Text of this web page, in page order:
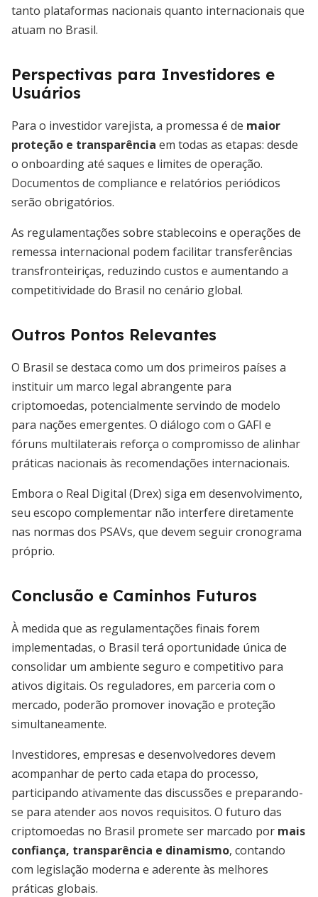
tanto plataformas nacionais quanto internacionais que
atuam no Brasil.
Perspectivas para Investidores e
Usuários
Para o investidor varejista, a promessa é de maior
proteção e transparência em todas as etapas: desde
o onboarding até saques e limites de operação.
Documentos de compliance e relatórios periódicos
serão obrigatórios.
As regulamentações sobre stablecoins e operações de
remessa internacional podem facilitar transferências
transfronteiriças, reduzindo custos e aumentando a
competitividade do Brasil no cenário global.
Outros Pontos Relevantes
O Brasil se destaca como um dos primeiros países a
instituir um marco legal abrangente para
criptomoedas, potencialmente servindo de modelo
para nações emergentes. O diálogo com o GAFI e
fóruns multilaterais reforça o compromisso de alinhar
práticas nacionais às recomendações internacionais.
Embora o Real Digital (Drex) siga em desenvolvimento,
seu escopo complementar não interfere diretamente
nas normas dos PSAVs, que devem seguir cronograma
próprio.
Conclusão e Caminhos Futuros
À medida que as regulamentações finais forem
implementadas, o Brasil terá oportunidade única de
consolidar um ambiente seguro e competitivo para
ativos digitais. Os reguladores, em parceria com o
mercado, poderão promover inovação e proteção
simultaneamente.
Investidores, empresas e desenvolvedores devem
acompanhar de perto cada etapa do processo,
participando ativamente das discussões e preparando-
se para atender aos novos requisitos. O futuro das
criptomoedas no Brasil promete ser marcado por mais
confiança, transparência e dinamismo, contando
com legislação moderna e aderente às melhores
práticas globais.